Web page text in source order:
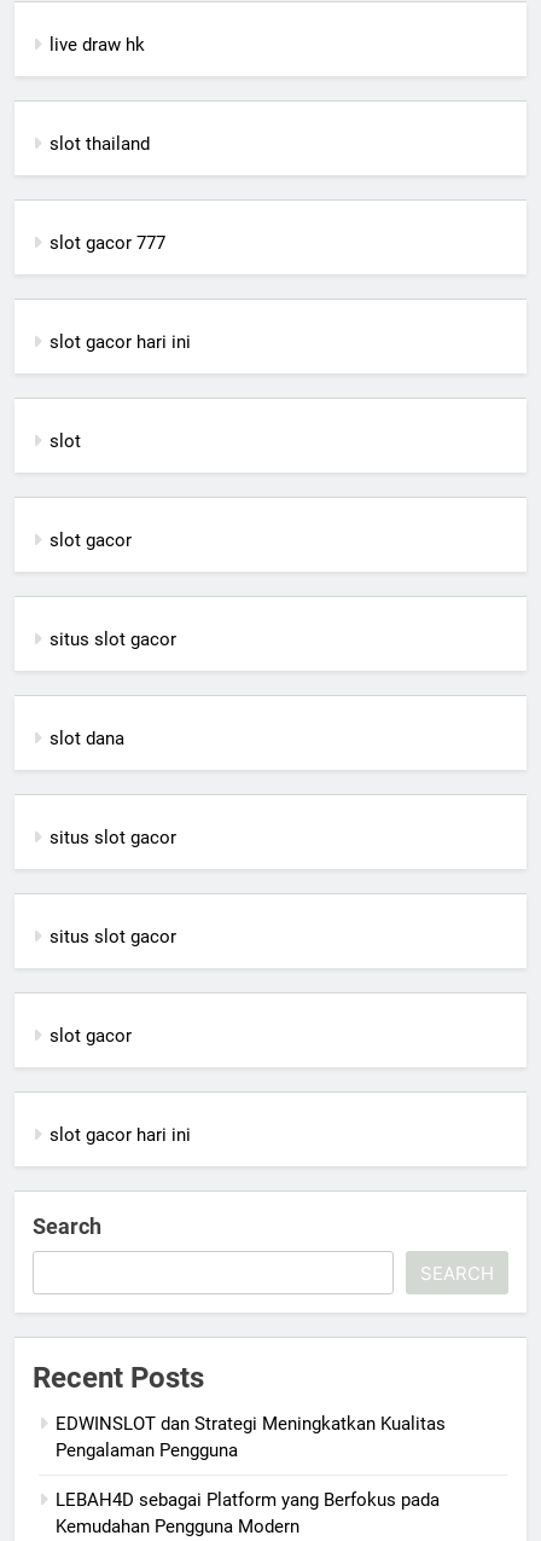
live draw hk
slot thailand
slot gacor 777
slot gacor hari ini
slot
slot gacor
situs slot gacor
slot dana
situs slot gacor
situs slot gacor
slot gacor
slot gacor hari ini
Search
SEARCH
Recent Posts
EDWINSLOT dan Strategi Meningkatkan Kualitas
Pengalaman Pengguna
LEBAH4D sebagai Platform yang Berfokus pada
Kemudahan Pengguna Modern